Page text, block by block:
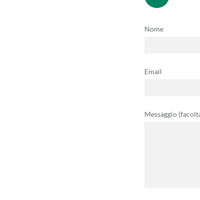
Nome
Email
Messaggio